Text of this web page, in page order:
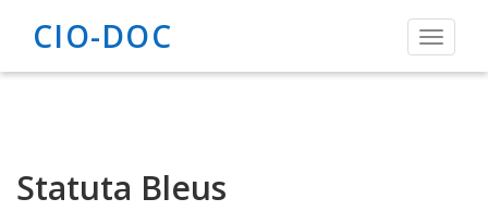
Toggle
CIO-DOC
Statuta Bleus